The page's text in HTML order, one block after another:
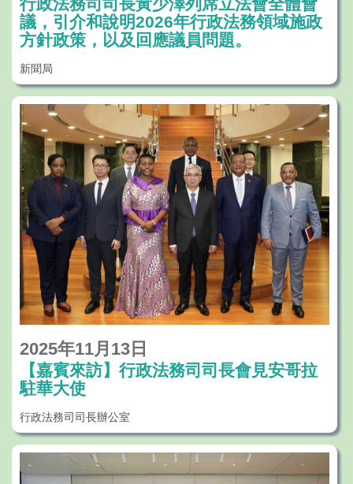
議，引介和說明2026年行政法務領域施政
方針政策，以及回應議員問題。
新聞局
2025年11月13日
【嘉賓來訪】行政法務司司長會見安哥拉
駐華大使
行政法務司司長辦公室